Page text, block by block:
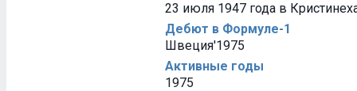
23 июля 1947 года в
Дебют в Формуле-1
Швеция'1975
Активные годы
1975